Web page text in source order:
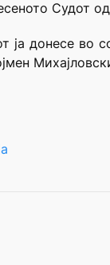
Судот
ја донесе во